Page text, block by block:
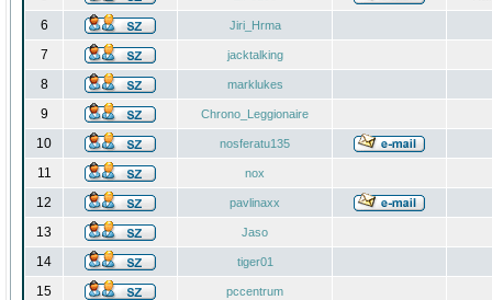
6
Jiri_Hrma
7 jacktalking
8 marklukes
9 Chrono_Leggionaire
10 nosferatu135
11 nox
12 pavlinaxx
13 Jaso
14 tiger01
15 pccentrum